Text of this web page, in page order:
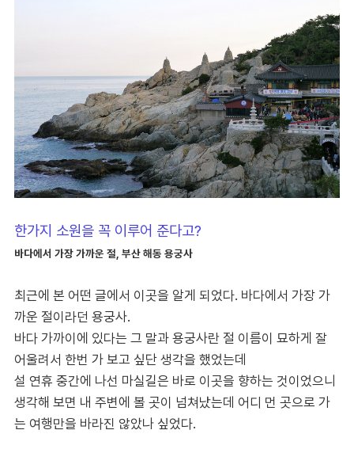
한가지 소원을 꼭 이루어 준다고?
바다에서 가장 가까운 절, 부산 해동 용궁사
최근에 본 어떤 글에서 이곳을 알게 되었다. 바다에서 가장 가
까운 절이라던 용궁사.
바다 가까이에 있다는 그 말과 용궁사란 절 이름이 묘하게 잘
어울려서 한번 가 보고 싶단 생각을 했었는데
설 연휴 중간에 나선 마실길은 바로 이곳을 향하는 것이었으니
생각해 보면 내 주변에 볼 곳이 넘쳐났는데 어디 먼 곳으로 가
는 여행만을 바라진 않았나 싶었다.